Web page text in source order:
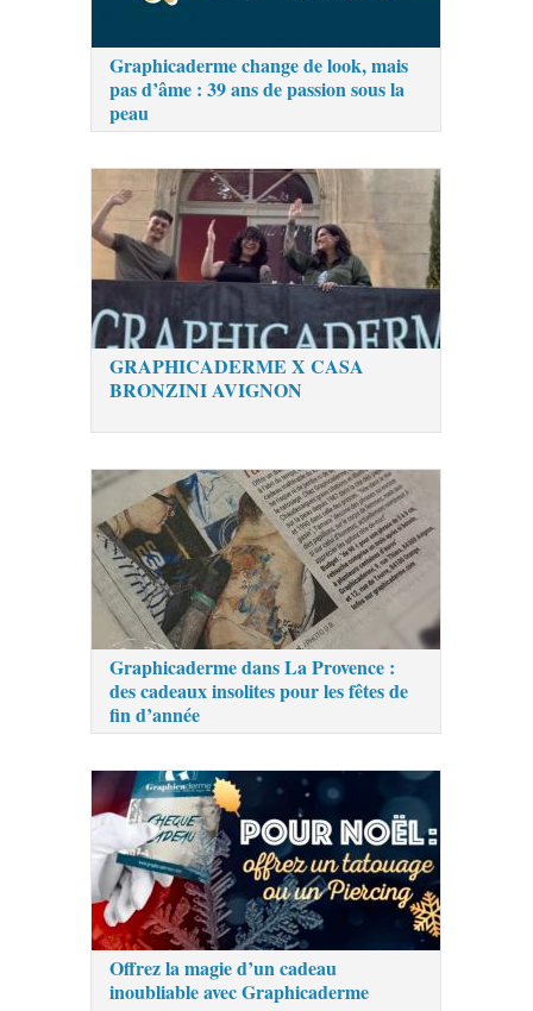
Graphicaderme change de look, mais
pas d’âme : 39 ans de passion sous la
peau
GRAPHICADERME X CASA
BRONZINI AVIGNON
Graphicaderme dans La Provence :
des cadeaux insolites pour les fêtes de
fin d’année
Offrez la magie d’un cadeau
inoubliable avec Graphicaderme